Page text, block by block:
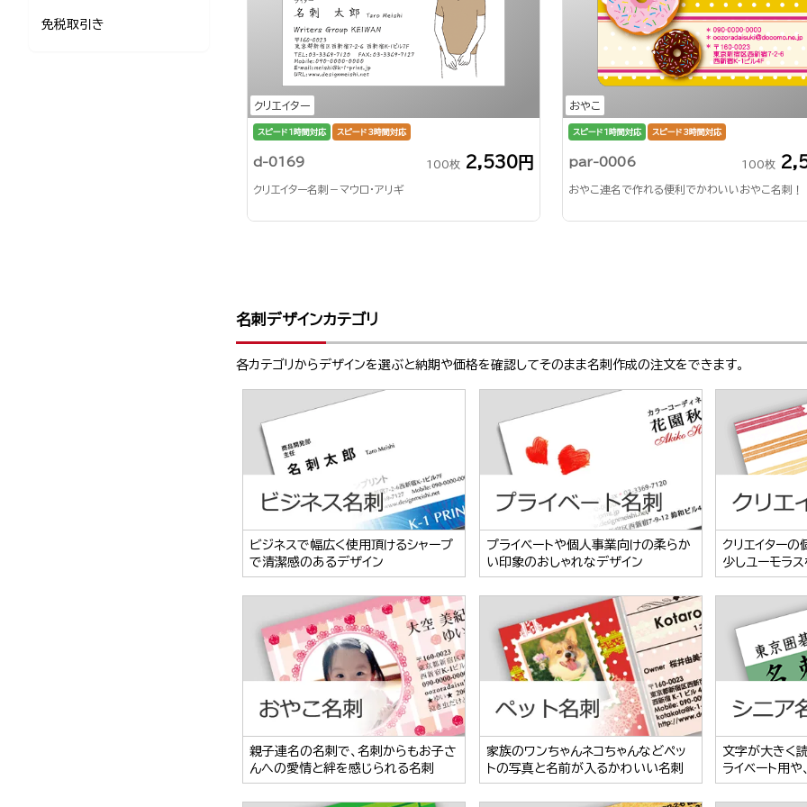
クリエイター
スピード1時間対応 スピード3時間対応
d-0169 100枚 2,530円
クリエイター名刺－マウロ・アリギ
おやこ
スピード1時間対応 スピード3時間対応
par-0006 100枚
おやこ連名で作れる便利でかわいいおやこ名刺！
名刺デザインカテゴリ
各カテゴリからデザインを選ぶと納期や価格を確認してそのまま名刺作成の注文をできます。
ビジネスで幅広く使用頂けるシャープ
で清潔感のあるデザイン
プライベートや個人事業向けの柔らか
い印象のおしゃれなデザイン
クリエイター
少しユーモラ
親子連名の名刺で、名刺からもお子さ
んへの愛情と絆を感じられる名刺
家族のワンちゃんネコちゃんなどペッ
トの写真と名前が入るかわいい名刺
文字が大きく
ライベート用
免税取引き